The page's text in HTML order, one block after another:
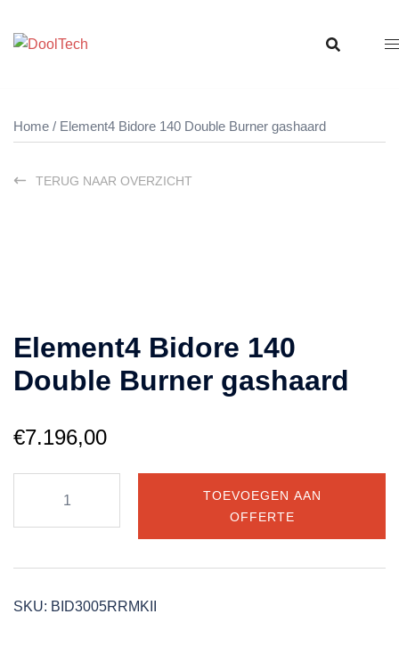
naar
Home / Element4 Bidore 140 Double Burner gashaard
TERUG NAAR OVERZICHT
Element4 Bidore 140
Double Burner gashaard
€7.196,00
140
gashaard
TOEVOEGEN AAN
OFFERTE
SKU: BID3005RRMKII